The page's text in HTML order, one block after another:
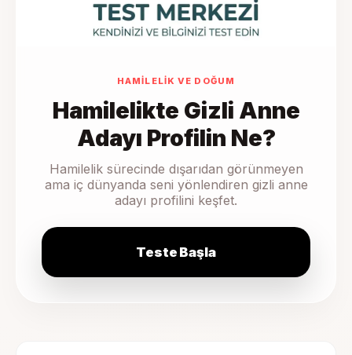
HAMILELIK VE DOĞUM
Hamilelikte Gizli Anne
Adayı Profilin Ne?
Hamilelik sürecinde dışarıdan görünmeyen
ama iç dünyanda seni yönlendiren gizli anne
adayı profilini keşfet.
Teste Başla